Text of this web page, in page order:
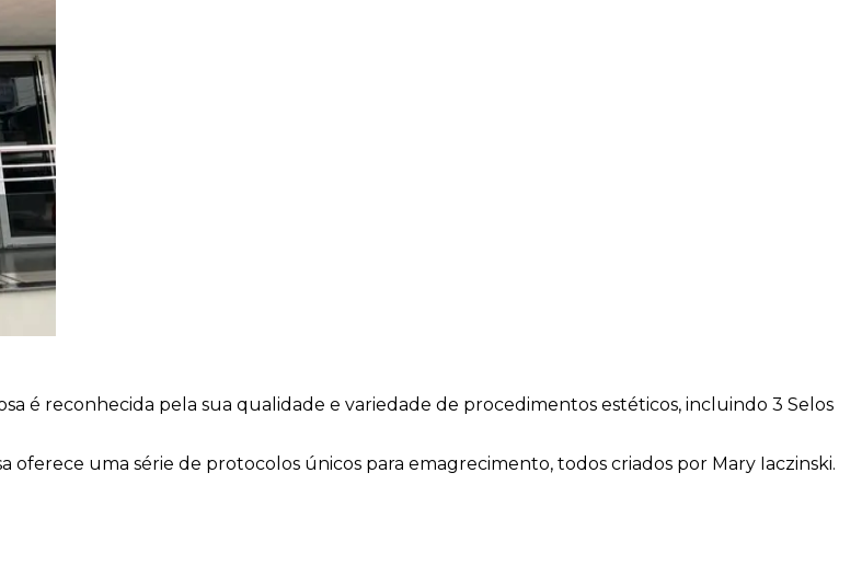
é reconhecida pela sua qualidade e variedade de procedimentos estéticos, incluindo 3 Selos
oferece uma série de protocolos únicos para emagrecimento, todos criados por Mary Iaczinski.